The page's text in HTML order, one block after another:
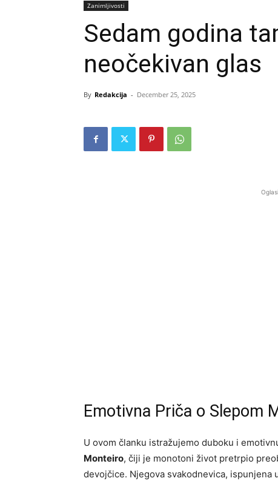
Zanimljivosti
Sedam godina
neočekivan glas
By Redakcija - December 25, 2025
Emotivna Priča o Slepom
U ovom članku istražujemo duboku i
Monteiro, čiji je monotoni život pretrpio
devojčice. Njegova svakodnevica, ispunjena